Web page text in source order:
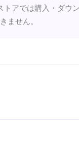
トアでは購入・ダウ
ません。